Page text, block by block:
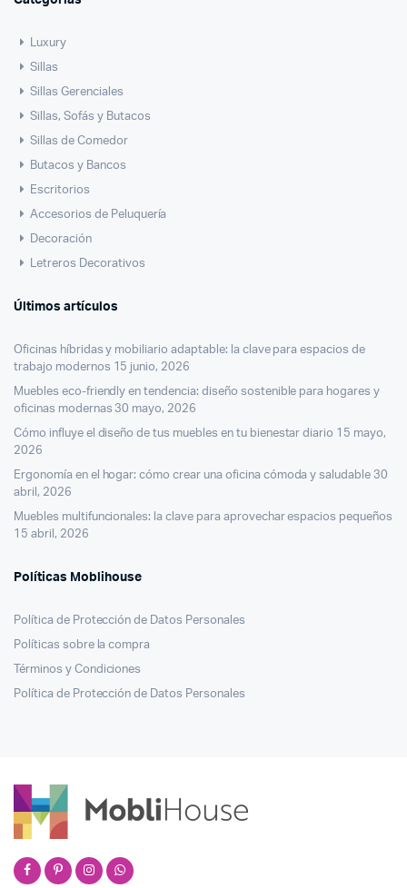
Luxury
Sillas
Sillas Gerenciales
Sillas, Sofás y Butacos
Sillas de Comedor
Butacos y Bancos
Escritorios
Accesorios de Peluquería
Decoración
Letreros Decorativos
Últimos artículos
Oficinas híbridas y mobiliario adaptable: la clave para espacios de
trabajo modernos 15 junio, 2026
Muebles eco-friendly en tendencia: diseño sostenible para hogares y
oficinas modernas 30 mayo, 2026
Cómo influye el diseño de tus muebles en tu bienestar diario 15 mayo,
2026
Ergonomía en el hogar: cómo crear una oficina cómoda y saludable 30
abril, 2026
Muebles multifuncionales: la clave para aprovechar espacios pequeños
15 abril, 2026
Políticas Moblihouse
Política de Protección de Datos Personales
Políticas sobre la compra
Términos y Condiciones
Política de Protección de Datos Personales